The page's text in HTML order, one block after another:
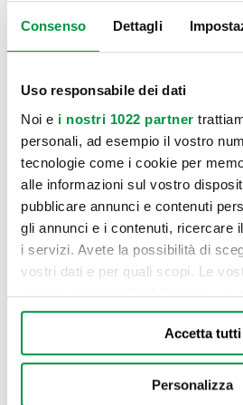
Consenso Dettagli
Uso responsabile dei dati
Noi e i nostri 1022 partner
personali, ad esempio il vostro
tecnologie come i cookie per
alle informazioni sul vostro
pubblicare annunci e contenuti
gli annunci e i contenuti, ricercare
i servizi. Avete la possibilità di
vostri dati e per quali scopi. Le
privacy sono applicabili solo su
in cui avete effettuato le vostre
modificare o revocare il proprio
momento dalla Dichiarazione sui
sull'icona di attivazione della
Accetta tutti
Personalizza
I nostri numeri